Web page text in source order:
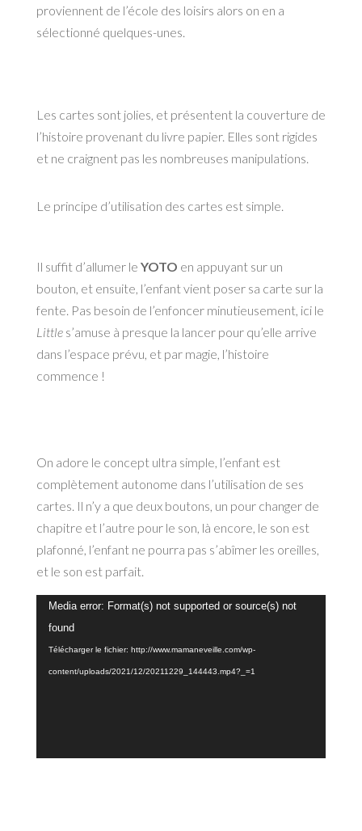
proviennent de l’école des loisirs alors on en a
sélectionné quelques-unes.
Les cartes sont jolies, et présentent la couverture de
l’histoire provenant du livre papier. Elles sont rigides
et ne craignent pas les nombreuses manipulations.
Le principe d’utilisation des cartes est simple.
Il suffit d’allumer le YOTO en appuyant sur un
bouton, et ensuite, l’enfant vient poser sa carte sur la
fente. Pas besoin de l’enfoncer minutieusement, ici le
Littles’amuse à presque la lancer pour qu’elle arrive
dans l’espace prévu, et par magie, l’histoire
commence !
On adore le concept ultra simple, l’enfant est
complètement autonome dans l’utilisation de ses
cartes. Il n’y a que deux boutons, un pour changer de
chapitre et l’autre pour le son, là encore, le son est
plafonné, l’enfant ne pourra pas s’abîmer les oreilles,
et le son est parfait.
Lecteur
vidéo
Media error: Format(s) not supported or source(s) not
found
Télécharger le fichier: http://www.mamaneveille.com/wp-
content/uploads/2021/12/20211229_144443.mp4?_=1